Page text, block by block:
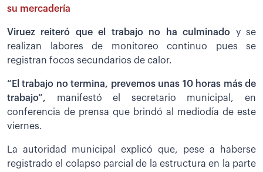
su mercadería
Viruez reiteró que el trabajo no ha culminado y se
realizan labores de monitoreo continuo pues se
registran focos secundarios de calor.
“El trabajo no termina, prevemos unas 10 horas más de
trabajo”, manifestó el secretario municipal, en
conferencia de prensa que brindó al mediodía de este
viernes.
La autoridad municipal explicó que, pese a haberse
registrado el colapso parcial de la estructura en la parte